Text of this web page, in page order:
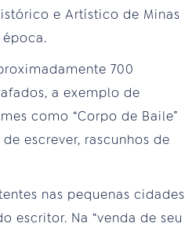
e Artístico de Minas
época.
700
a exemplo de
como “Corpo de Baile”
escrever, rascunhos de
nas pequenas cidades
escritor. Na “venda de seu